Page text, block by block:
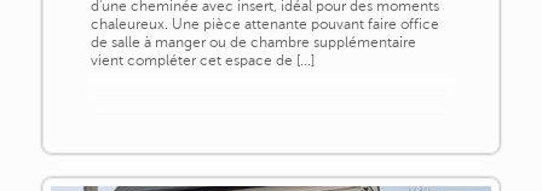
d'une cheminée avec insert, idéal pour des moments
chaleureux. Une pièce attenante pouvant faire office
de salle à manger ou de chambre supplémentaire
vient compléter cet espace de [...]